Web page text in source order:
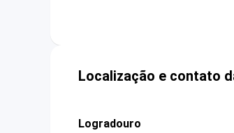
Localização e contato
Logradouro